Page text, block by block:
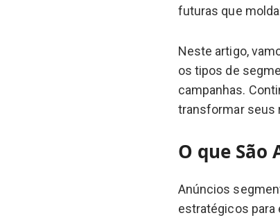
futuras que
Neste artigo,
os tipos de
campanhas.
transformar seus
O que São
Anúncios
estratégicos para